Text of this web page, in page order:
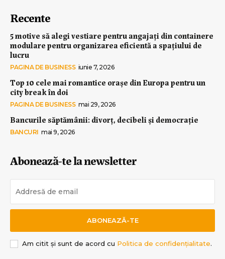
Recente
5 motive să alegi vestiare pentru angajați din containere
modulare pentru organizarea eficientă a spațiului de
lucru
PAGINA DE BUSINESS iunie 7, 2026
Top 10 cele mai romantice orașe din Europa pentru un
city break în doi
PAGINA DE BUSINESS mai 29, 2026
Bancurile săptămânii: divorț, decibeli și democrație
BANCURI mai 9, 2026
Abonează-te la newsletter
ABONEAZĂ-TE
Am citit și sunt de acord cu Politica de confidențialitate.